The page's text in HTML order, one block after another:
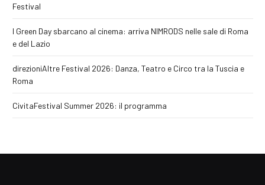
Festival
I Green Day sbarcano al cinema: arriva NIMRODS nelle sale di Roma
e del Lazio
direzioniAltre Festival 2026: Danza, Teatro e Circo tra la Tuscia e
Roma
CivitaFestival Summer 2026: il programma